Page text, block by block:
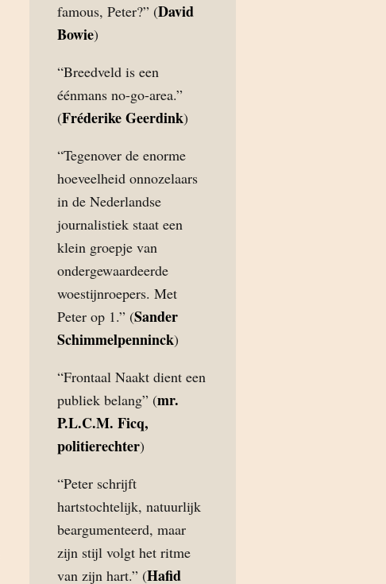
famous, Peter?” (David
Bowie)
“Breedveld is een
éénmans no-go-area.”
(Fréderike Geerdink)
“Tegenover de enorme
hoeveelheid onnozelaars
in de Nederlandse
journalistiek staat een
klein groepje van
ondergewaardeerde
woestijnroepers. Met
Peter op 1.” (Sander
Schimmelpenninck)
“Frontaal Naakt dient een
publiek belang” (mr.
P.L.C.M. Ficq,
politierechter)
“Peter schrijft
hartstochtelijk, natuurlijk
beargumenteerd, maar
zijn stijl volgt het ritme
van zijn hart.” (Hafid